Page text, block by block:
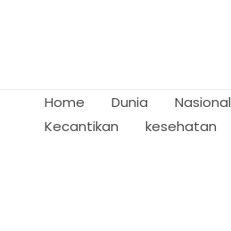
Home Dunia Nasional
Kecantikan
kesehatan